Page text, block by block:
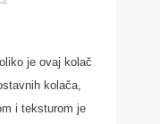
je ovaj kolač
kolača,
i teksturom je